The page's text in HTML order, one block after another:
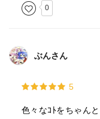
0
ぶんさん
5
色々なｺﾄをちゃん